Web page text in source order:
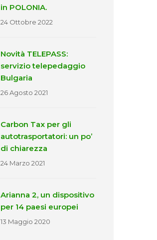
in POLONIA.
24 Ottobre 2022
Novità TELEPASS:
servizio telepedaggio
Bulgaria
26 Agosto 2021
Carbon Tax per gli
autotrasportatori: un po’
di chiarezza
24 Marzo 2021
Arianna 2, un dispositivo
per 14 paesi europei
13 Maggio 2020